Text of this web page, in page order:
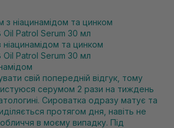
та цинком
Oil Patrol Serum 30 мл
свій попередній відгук, тому
серумом 2 рази на тиждень
Сироватка одразу матує та
протягом дня, навіть не
в моєму випадку. Під